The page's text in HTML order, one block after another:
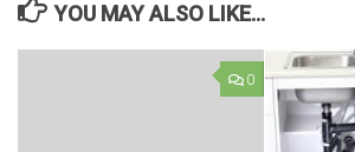
YOU MAY ALSO LIKE...
0